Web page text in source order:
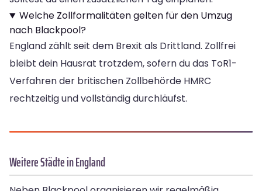
Welche Zollformalitäten gelten für den Umzug
nach Blackpool?
England zählt seit dem Brexit als Drittland. Zollfrei
bleibt dein Hausrat trotzdem, sofern du das ToR1-
Verfahren der britischen Zollbehörde HMRC
rechtzeitig und vollständig durchläufst.
Weitere Städte in England